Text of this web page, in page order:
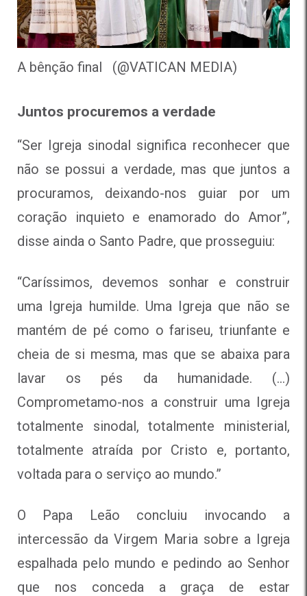
A bênção final (@VATICAN MEDIA)
Juntos procuremos a verdade
“Ser Igreja sinodal significa reconhecer que
não se possui a verdade, mas que juntos a
procuramos, deixando-nos guiar por um
coração inquieto e enamorado do Amor”,
disse ainda o Santo Padre, que prosseguiu:
“Caríssimos, devemos sonhar e construir
uma Igreja humilde. Uma Igreja que não se
mantém de pé como o fariseu, triunfante e
cheia de si mesma, mas que se abaixa para
lavar os pés da humanidade. (…)
Comprometamo-nos a construir uma Igreja
totalmente sinodal, totalmente ministerial,
totalmente atraída por Cristo e, portanto,
voltada para o serviço ao mundo.”
O Papa Leão concluiu invocando a
intercessão da Virgem Maria sobre a Igreja
espalhada pelo mundo e pedindo ao Senhor
que nos conceda a graça de estar